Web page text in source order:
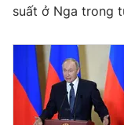
Ðiện thoại Thời báo
Liên hệ quảng cáo:
suất ở Nga trong